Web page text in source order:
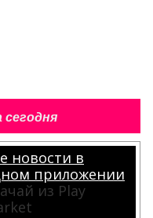
сегодня
новости в
приложении
из Play